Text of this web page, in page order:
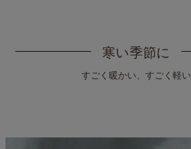
寒い季節に
すごく暖かい、すごく軽い